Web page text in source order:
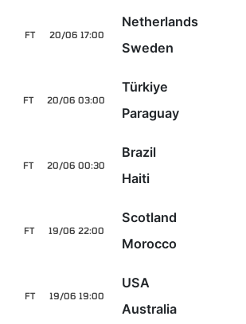
20/06 17:00
FT
Netherlands
Sweden
20/06 03:00
FT
Türkiye
Paraguay
20/06 00:30
FT
Brazil
Haiti
19/06 22:00
FT
Scotland
Morocco
19/06 19:00
FT
USA
Australia